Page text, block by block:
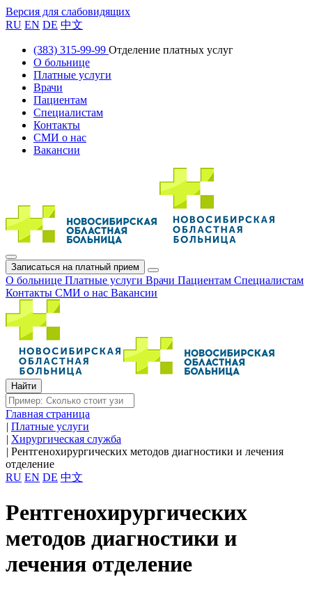
Версия для слабовидящих
RU EN DE 中文
(383) 315-99-99 Отделение платных услуг
О больнице
Платные услуги
Врачи
Пациентам
Специалистам
Контакты
СМИ о нас
Вакансии
Записаться на платный прием
О больнице Платные услуги Врачи Пациентам Специалистам
Контакты СМИ о нас Вакансии
Главная страница
| Платные услуги
| Хирургическая служба
| Рентгенохирургических методов диагностики и лечения
отделение
RU EN DE 中文
Рентгенохирургических
методов диагностики и
лечения отделение